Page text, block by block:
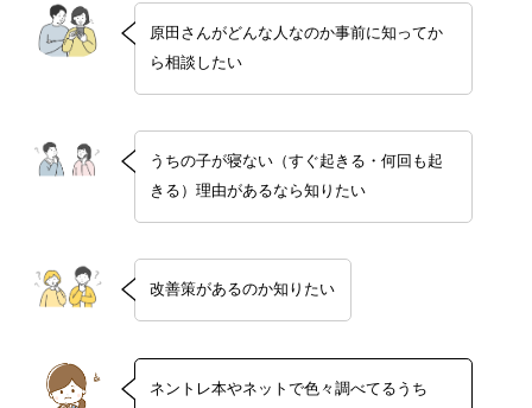
原田さんがどんな人なのか事前に知ってか
ら相談したい
うちの子が寝ない（すぐ起きる・何回も起
きる）理由があるなら知りたい
改善策があるのか知りたい
ネントレ本やネットで色々調べてるうち